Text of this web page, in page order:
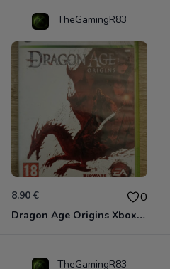
TheGamingR83
8.90 € 0
Dragon Age Origins Xbox 360
TheGamingR83